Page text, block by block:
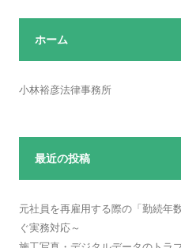
ホーム
小林裕彦法律事務所
最近の投稿
元社員を再雇用する際の「勤続年
ぐ実務対応～